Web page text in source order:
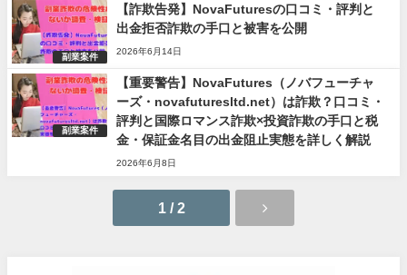
副業案件
【詐欺告発】NovaFuturesの口コミ・評判と
出金拒否詐欺の手口と被害を公開
2026年6月14日
副業案件
【重要警告】NovaFutures（ノバフューチャ
ーズ・novafuturesltd.net）は詐欺？口コミ・
評判と国際ロマンス詐欺×投資詐欺の手口と税
金・保証金名目の出金阻止実態を詳しく解説
2026年6月8日
1 / 2